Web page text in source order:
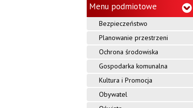
Menu podmiotowe
Bezpieczeństwo
Planowanie przestrzeni
Ochrona środowiska
Gospodarka komunalna
Kultura i Promocja
Obywatel